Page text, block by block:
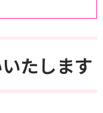
たします